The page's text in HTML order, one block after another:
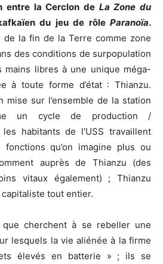
entre la Cerclon de La Zone du
du jeu de rôle Paranoïa.
de la fin de la Terre comme zone
des conditions de surpopulation
mains libres à une unique méga-
à toute forme d’état : Thianzu.
mise sur l’ensemble de la station
un cycle de production /
habitants de l’USS travaillent
qu’on imagine plus ou
auprès de Thianzu (des
vitaux également) ; Thianzu
tout entier.
que cherchent à se rebeller une
lesquels la vie aliénée à la firme
élevés en batterie » ; ils se